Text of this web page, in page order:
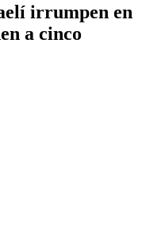
irrumpen en
a cinco